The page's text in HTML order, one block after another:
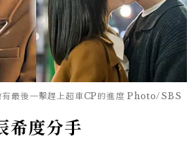
有最後一擊趕上超車CP的進度 Photo/SBS
希度分手